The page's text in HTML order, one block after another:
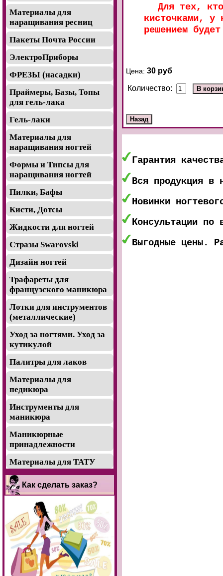
Материалы для
наращивания ресниц
Пакеты Почта России
ЭлектроПриборы
ФРЕЗЫ (насадки)
Праймеры, Базы, Топы
для гель-лака
Гель-лаки
Материалы для
наращивания ногтей
Формы и Типсы для
наращивания ногтей
Пилки, Бафы
Кисти, Дотсы
Жидкости для ногтей
Стразы Swarovski
Дизайн ногтей
Трафареты для
французского маникюра
Лотки для инструментов
(металлические)
Уход за ногтями. Уход за
кутикулой
Палитры для лаков
Материалы для
педикюра
Инструменты для
маникюра
Маникюрные
принадлежности
Материалы для ТАТУ
Как сделать заказ?
Для тех,
кисточками, у
решением
Цена: 30 руб
Количество:
Гарантия
Вся продукция в
Новинки
Консультации по
Выгодные цены.